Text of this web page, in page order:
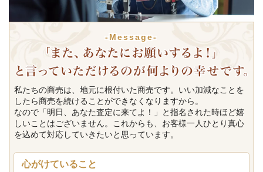
-Message-
私たちの商売は、地元に根付いた商売です。いい加減なことを
したら商売を続けることができなくなりますから。
なので「明日、あなた査定に来てよ！」と指名された時ほど嬉
しいことはございません。これからも、お客様一人ひとり真心
を込めて対応していきたいと思っています。
心がけていること